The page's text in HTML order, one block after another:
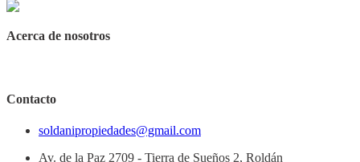
Acerca de nosotros
Contacto
soldanipropiedades@gmail.com
Av. de la Paz 2709 - Tierra de Sueños 2, Roldán